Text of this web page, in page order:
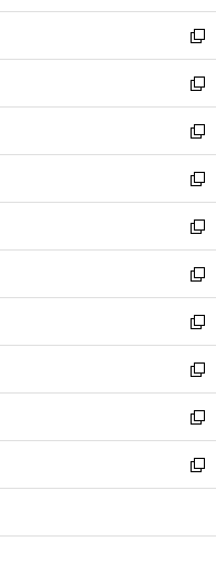
開
く
ウ
で
開
く
ン
ド
ウ
で
開
く
ウ
ィ
ン
ド
ウ
で
開
く
新
し
い
ウ
ィ
ン
ド
ウ
で
開
く
新
し
い
ウ
ィ
ン
ド
ウ
で
開
く
新
し
い
ウ
ィ
ン
ド
ウ
で
開
く
新
し
い
ウ
ィ
ン
ド
ウ
で
開
く
新
し
い
ウ
ィ
ン
ド
ウ
で
開
く
新
し
い
ウ
ィ
ン
ド
ウ
で
開
新
し
い
ウ
ィ
ン
ド
ウ
開
新
し
い
ウ
ィ
ン
ウ
新
し
い
ウ
ン
新
し
ウ